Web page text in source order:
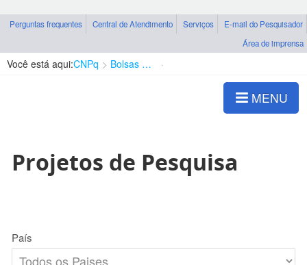
Perguntas frequentes Central de Atendimento Serviços
E-mail do Pesquisador
Área de imprensa
Você está aqui:CNPq Bolsas e Auxílios Vigentes
MENU
Projetos de Pesquisa
País